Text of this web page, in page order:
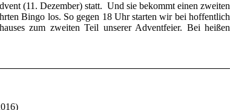
(11. Dezember) statt. Und sie bekommt einen zweiten
Bingo los. So gegen 18 Uhr starten wir bei hoffentlich
zum zweiten Teil unserer Adventfeier. Bei heißen